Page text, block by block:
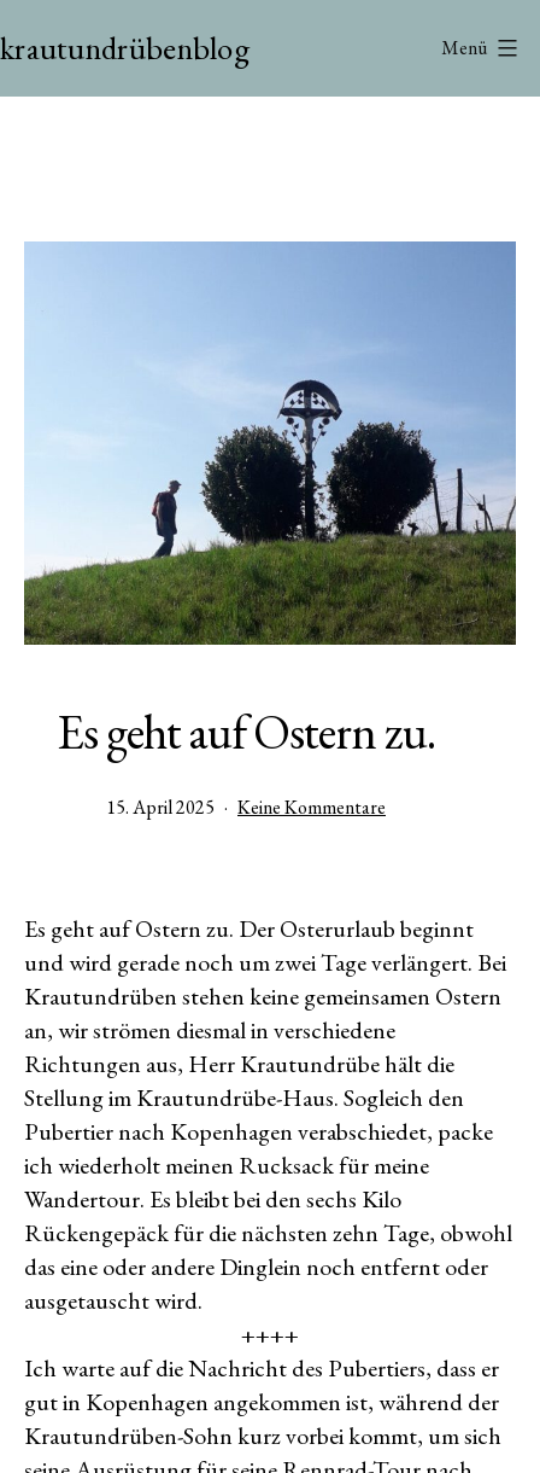
Inhalt
krautundrübenblog Menü
Es geht auf Ostern zu.
Veröffentlicht
15. April 2025 Keine Kommentare
zu.
Es geht auf Ostern zu. Der Osterurlaub beginnt
und wird gerade noch um zwei Tage verlängert. Bei
Krautundrüben stehen keine gemeinsamen Ostern
an, wir strömen diesmal in verschiedene
Richtungen aus, Herr Krautundrübe hält die
Stellung im Krautundrübe-Haus. Sogleich den
Pubertier nach Kopenhagen verabschiedet, packe
ich wiederholt meinen Rucksack für meine
Wandertour. Es bleibt bei den sechs Kilo
Rückengepäck für die nächsten zehn Tage, obwohl
das eine oder andere Dinglein noch entfernt oder
ausgetauscht wird.
++++
Ich warte auf die Nachricht des Pubertiers, dass er
gut in Kopenhagen angekommen ist, während der
Krautundrüben-Sohn kurz vorbei kommt, um sich